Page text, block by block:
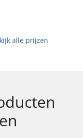
alle prijzen